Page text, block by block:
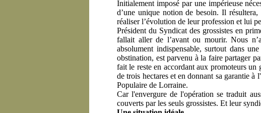
Initialement imposé par une impérieuse
d’une unique notion de besoin. Il
réaliser l’évolution de leur profession et lui
Président du Syndicat des grossistes en
fallait aller de l’avant ou mourir. Nous
absolument indispensable, surtout dans
obstination, est parvenu à la faire partager
fait le reste en accordant aux promoteurs
de trois hectares et en donnant sa garantie
Populaire de Lorraine.
Car l'envergure de l'opération se traduit
couverts par les seuls grossistes. Et leur